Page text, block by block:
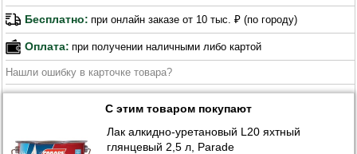
Бесплатно: при онлайн заказе от 10 тыс. ₽ (по городу)
Оплата: при получении наличными либо картой
Нашли ошибку в карточке товара?
С этим товаром покупают
Лак алкидно-уретановый L20 яхтный
глянцевый 2,5 л, Parade